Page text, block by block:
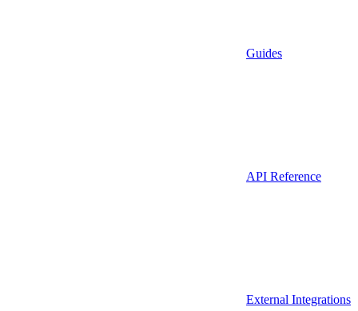
Guides
API Reference
External Integrations